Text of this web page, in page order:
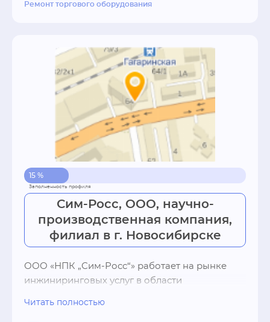
Ремонт торгового оборудования
15 %
Сим-Росс, ООО, научно-
производственная компания,
филиал в г. Новосибирске
ООО «НПК „Сим-Росс“» работает на рынке
инжиниринговых услуг в области
Читать полностью